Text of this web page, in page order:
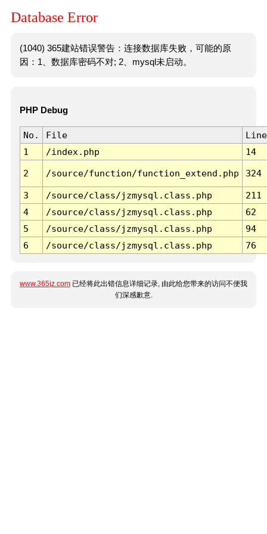
Database Error
(1040) 365建站错误警告：连接数据库失败，可能的原
因：1、数据库密码不对; 2、mysql未启动。
PHP Debug
No. File
Line
1
/index.php 14
2 /source/function/function_extend.php 324
3 /source/class/jzmysql.class.php
211
4
/source/class/jzmysql.class.php
62
5
/source/class/jzmysql.class.php
94
6
/source/class/jzmysql.class.php 76
www.365jz.com 已经将此出错信息详细记录, 由此给您带来的访问不便我
们深感歉意.